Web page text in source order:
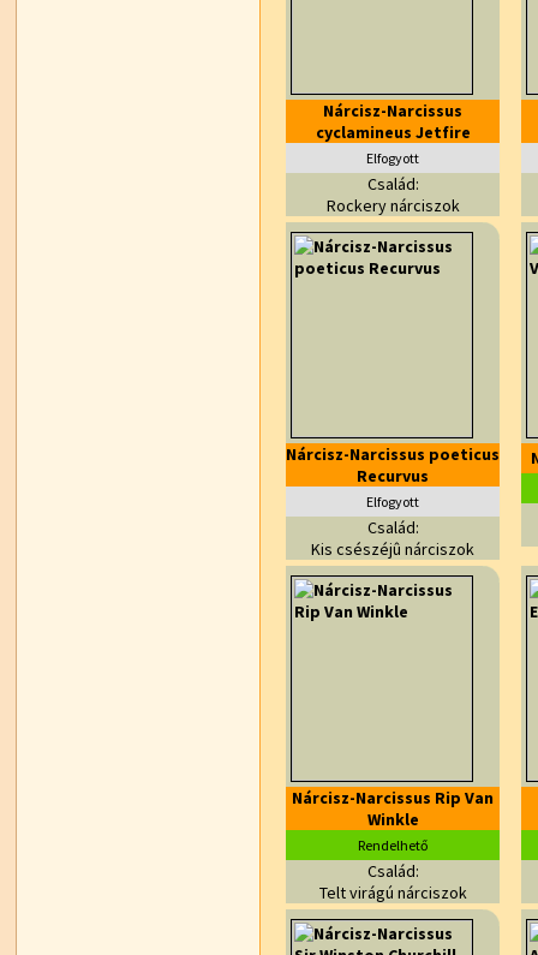
Nárcisz-Narcissus
cyclamineus Jetfire
Elfogyott
Család:
Rockery nárciszok
Nárcisz-Narcissus poeticus
Recurvus
Elfogyott
Család:
Kis csészéjû nárciszok
Nárcisz-Narcissus Rip Van
Winkle
Rendelhető
Család:
Telt virágú nárciszok